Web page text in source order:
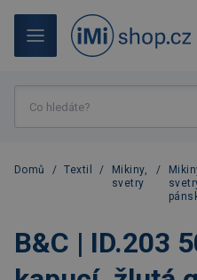
Domů / Textil /
Mikiny,
svetry
/
B&C | ID.203